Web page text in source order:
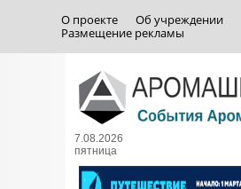
О проекте Об учреждении
Размещение рекламы
7.08.2026
пятница